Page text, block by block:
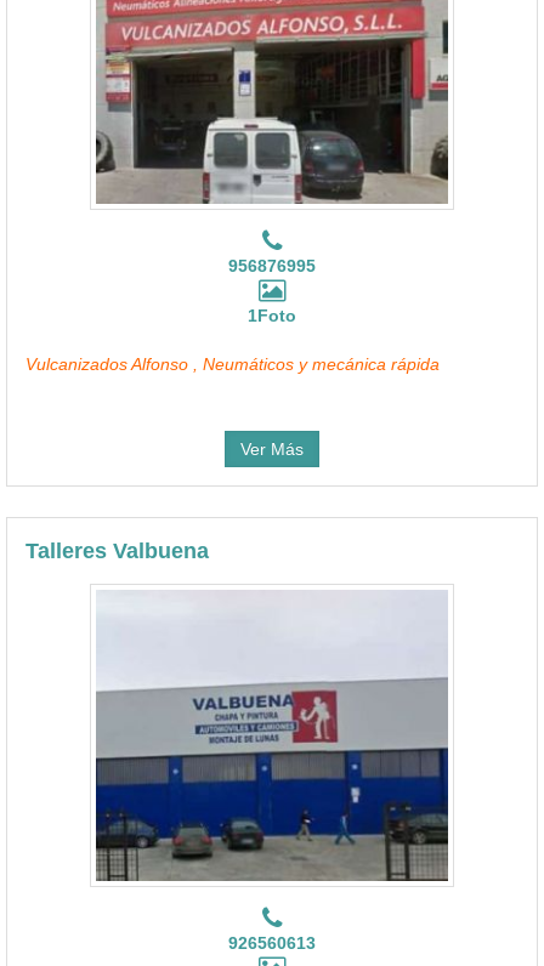
956876995
1Foto
Vulcanizados Alfonso , Neumáticos y mecánica rápida
Ver Más
Talleres Valbuena
926560613